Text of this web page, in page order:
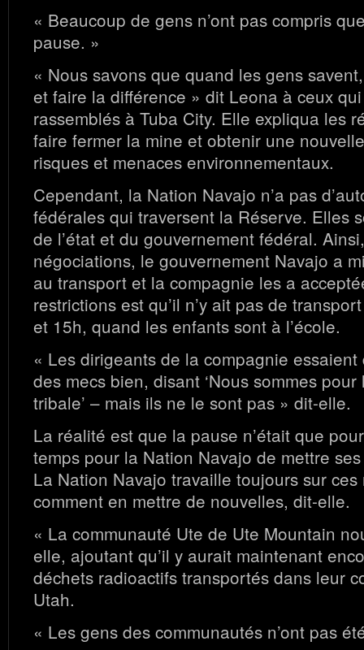
« Beaucoup de gens n’ont pas compris
pause. »
« Nous savons que quand les gens
et faire la différence » dit Leona à ceux
rassemblés à Tuba City. Elle expliqua les
faire fermer la mine et obtenir une
risques et menaces environnementaux.
Cependant, la Nation Navajo n’a pas
fédérales qui traversent la Réserve. Elles
de l’état et du gouvernement fédéral.
négociations, le gouvernement Navajo a
au transport et la compagnie les a
restrictions est qu’il n’y ait pas de
et 15h, quand les enfants sont à l’école.
« Les dirigeants de la compagnie
des mecs bien, disant ‘Nous sommes
tribale’ – mais ils ne le sont pas » dit-elle.
La réalité est que la pause n’était que
temps pour la Nation Navajo de mettre
La Nation Navajo travaille toujours sur ces
comment en mettre de nouvelles, dit-elle.
« La communauté Ute de Ute Mountain
elle, ajoutant qu’il y aurait maintenant
déchets radioactifs transportés dans leur
Utah.
« Les gens des communautés n’ont pas